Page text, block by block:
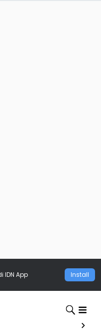
IDN App Install